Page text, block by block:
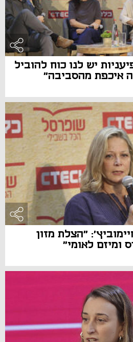
יש לנו כוח להוביל
איכפת מהסביבה"
"הצלת מזון
ומיזם לאומי"